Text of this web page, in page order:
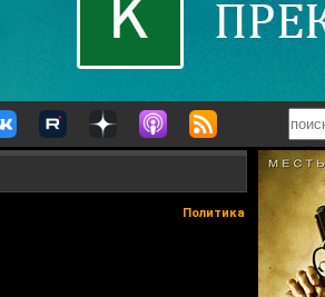
Политика